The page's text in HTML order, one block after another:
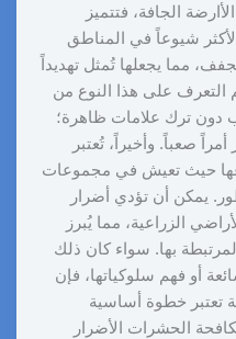
الجافة، فتتميز
شيوعاً في المناطق
مما يجعلها تُمثل تهديداً
التعرف على هذا النوع من
دون ترك علامات ظاهرة؛
صعباً. وأخيراً، تُعتبر
حيث تعيش في مجموعات
يمكن أن تؤدي أضرار
الزراعية، مما يُبرز
بها. سواء كان ذلك
أو فهم سلوكياتها، فإن
تعتبر خطوة أساسية
الحشرات الأضرار